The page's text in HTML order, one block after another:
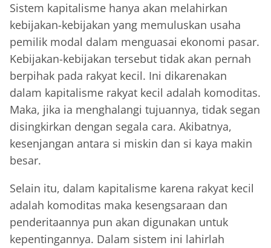
Sistem kapitalisme hanya akan melahirkan
kebijakan-kebijakan yang memuluskan usaha
pemilik modal dalam menguasai ekonomi pasar.
Kebijakan-kebijakan tersebut tidak akan pernah
berpihak pada rakyat kecil. Ini dikarenakan
dalam kapitalisme rakyat kecil adalah komoditas.
Maka, jika ia menghalangi tujuannya, tidak segan
disingkirkan dengan segala cara. Akibatnya,
kesenjangan antara si miskin dan si kaya makin
besar.
Selain itu, dalam kapitalisme karena rakyat kecil
adalah komoditas maka kesengsaraan dan
penderitaannya pun akan digunakan untuk
kepentingannya. Dalam sistem ini lahirlah